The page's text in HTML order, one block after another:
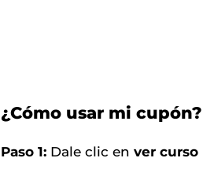
¿Cómo usar mi cupón?
Paso 1: Dale clic en ver